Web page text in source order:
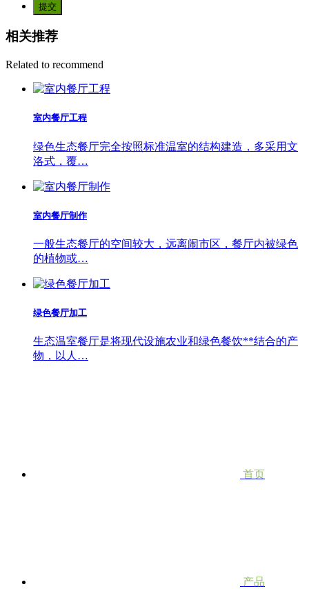
提交
相关推荐
Related to recommend
室内餐厅工程
绿色生态餐厅完全按照标准温室的结构建造，多采用文
洛式，覆…
室内餐厅制作
一般生态餐厅的空间较大，远离闹市区，餐厅内被绿色
的植物或…
绿色餐厅加工
生态温室餐厅是将现代设施农业和绿色餐饮**结合的产
物，以人…
首页
产品